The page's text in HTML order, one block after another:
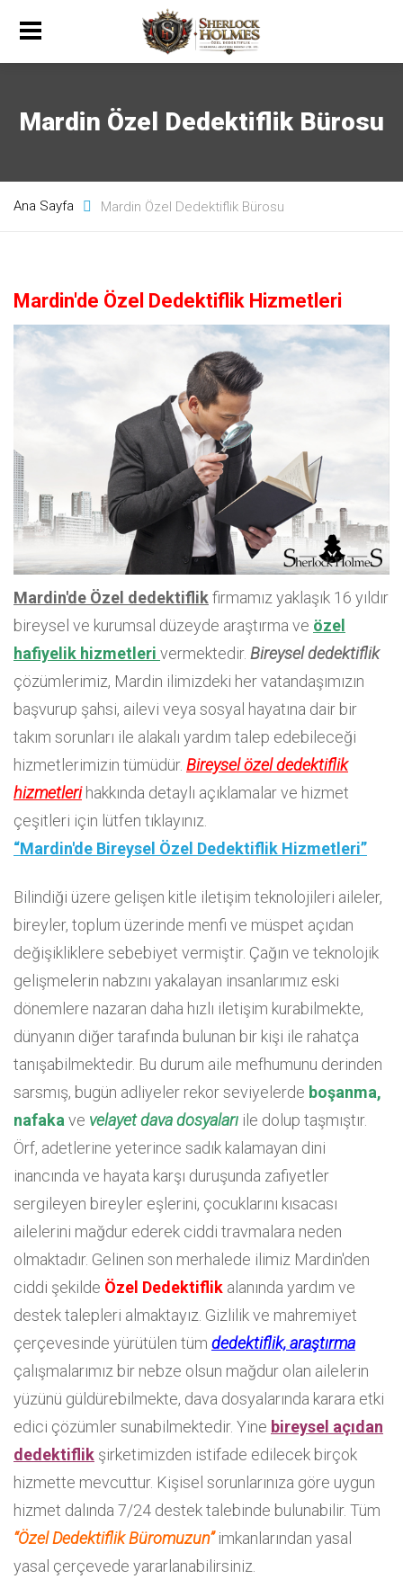
Mardin Özel Dedektiflik Bürosu
Ana Sayfa Mardin Özel Dedektiflik Bürosu
Mardin'de Özel Dedektiflik Hizmetleri
Mardin'de Özel dedektiflikfirmamız yaklaşık 16 yıldır
bireysel ve kurumsal düzeyde araştırma ve özel
hafiyelik hizmetleri vermektedir. Bireysel dedektiflik
çözümlerimiz, Mardin ilimizdeki her vatandaşımızın
başvurup şahsi, ailevi veya sosyal hayatına dair bir
takım sorunları ile alakalı yardım talep edebileceği
hizmetlerimizin tümüdür. Bireysel özel dedektiflik
hizmetlerihakkında detaylı açıklamalar ve hizmet
çeşitleri için lütfen tıklayınız.
“Mardin'de Bireysel Özel Dedektiflik Hizmetleri”
Bilindiği üzere gelişen kitle iletişim teknolojileri aileler,
bireyler, toplum üzerinde menfi ve müspet açıdan
değişikliklere sebebiyet vermiştir. Çağın ve teknolojik
gelişmelerin nabzını yakalayan insanlarımız eski
dönemlere nazaran daha hızlı iletişim kurabilmekte,
dünyanın diğer tarafında bulunan bir kişi ile rahatça
tanışabilmektedir. Bu durum aile mefhumunu derinden
sarsmış, bugün adliyeler rekor seviyelerde boşanma,
nafaka ve velayet dava dosyaları ile dolup taşmıştır.
Örf, adetlerine yeterince sadık kalamayan dini
inancında ve hayata karşı duruşunda zafiyetler
sergileyen bireyler eşlerini, çocuklarını kısacası
ailelerini mağdur ederek ciddi travmalara neden
olmaktadır. Gelinen son merhalede ilimiz Mardin'den
ciddi şekilde Özel Dedektiflik alanında yardım ve
destek talepleri almaktayız. Gizlilik ve mahremiyet
çerçevesinde yürütülen tüm dedektiflik, araştırma
çalışmalarımız bir nebze olsun mağdur olan ailelerin
yüzünü güldürebilmekte, dava dosyalarında karara etki
edici çözümler sunabilmektedir. Yine bireysel açıdan
dedektiflik şirketimizden istifade edilecek birçok
hizmette mevcuttur. Kişisel sorunlarınıza göre uygun
hizmet dalında 7/24 destek talebinde bulunabilir. Tüm
“Özel Dedektiflik Büromuzun”imkanlarından yasal
yasal çerçevede yararlanabilirsiniz.